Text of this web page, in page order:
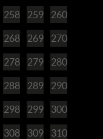
258 259 260
268 269 270
278 279 280
288 289 290
298 299 300
308 309 310